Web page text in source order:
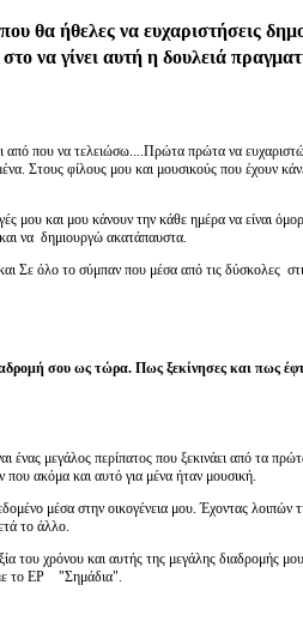
θα ήθελες να ευχαριστήσεις
να γίνει αυτή η δουλειά
από που να τελειώσω....Πρώτα πρώτα να
Στους φίλους μου και μουσικούς που έχουν
μου και μου κάνουν την κάθε ημέρα να είναι
να δημιουργώ ακατάπαυστα.
Σε όλο το σύμπαν που μέσα από τις δύσκολες
σου ως τώρα. Πως ξεκίνησες και πως
ένας μεγάλος περίπατος που ξεκινάει από τα
που ακόμα και αυτό για μένα ήταν μουσική.
μέσα στην οικογένεια μου. Έχοντας
το άλλο.
του χρόνου και αυτής της μεγάλης διαδρομής
το EP "Σημάδια".